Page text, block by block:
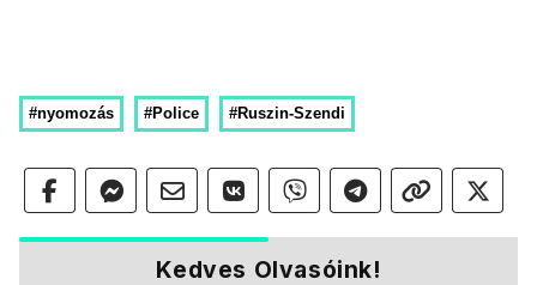
#nyomozás #Police #Ruszin-Szendi
Kedves Olvasóink!